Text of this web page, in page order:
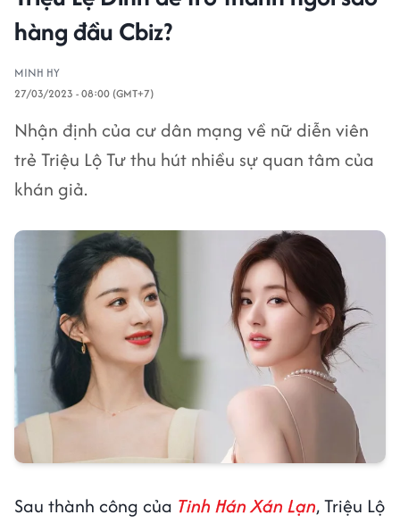
hàng đầu Cbiz?
MINH HY
27/03/2023 - 08:00 (GMT+7)
Nhận định của cư dân mạng về nữ diễn viên
trẻ Triệu Lộ Tư thu hút nhiều sự quan tâm của
khán giả.
Sau thành công của Tinh Hán Xán Lạn, Triệu Lộ